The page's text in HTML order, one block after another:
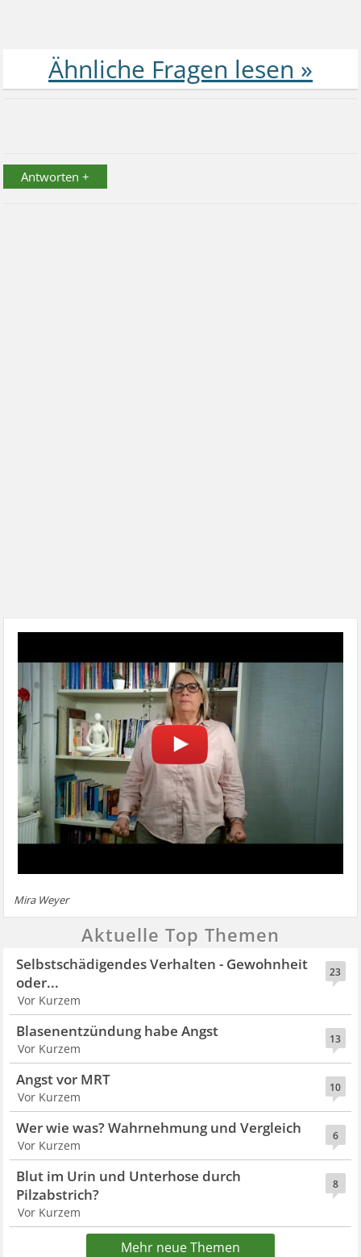
Antworten +
Mira Weyer
Aktuelle Top Themen
23
Selbstschädigendes Verhalten - Gewohnheit
oder...
Vor Kurzem
13
Blasenentzündung habe Angst
Vor Kurzem
10
Angst vor MRT
Vor Kurzem
6
Wer wie was? Wahrnehmung und Vergleich
Vor Kurzem
8
Blut im Urin und Unterhose durch
Pilzabstrich?
Vor Kurzem
Mehr neue Themen